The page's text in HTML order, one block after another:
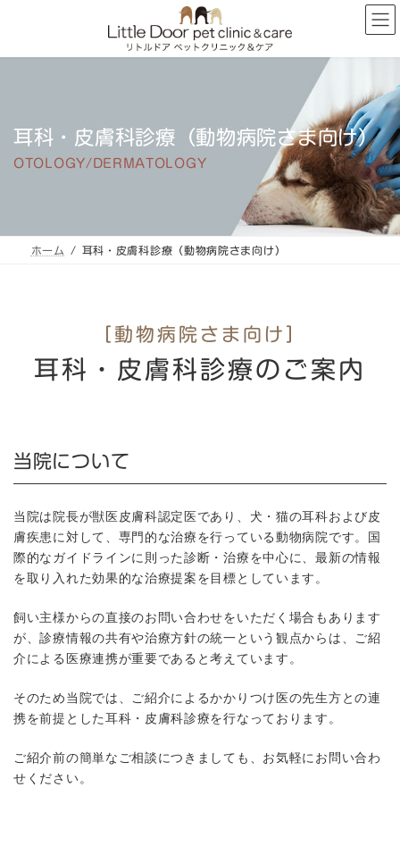
ン
ー
耳科・皮膚科診療（動物病院さま向け）
OTOLOGY/DERMATOLOGY
ホーム 耳科・皮膚科診療（動物病院さま向け）
［動物病院さま向け］
耳科・皮膚科診療のご案内
当院について
当院は院長が獣医皮膚科認定医であり、犬・猫の耳科および皮
膚疾患に対して、専門的な治療を行っている動物病院です。国
際的なガイドラインに則った診断・治療を中心に、最新の情報
を取り入れた効果的な治療提案を目標としています。
飼い主様からの直接のお問い合わせをいただく場合もあります
が、診療情報の共有や治療方針の統一という観点からは、ご紹
介による医療連携が重要であると考えています。
そのため当院では、ご紹介によるかかりつけ医の先生方との連
携を前提とした耳科・皮膚科診療を行なっております。
ご紹介前の簡単なご相談につきましても、お気軽にお問い合わ
せください。